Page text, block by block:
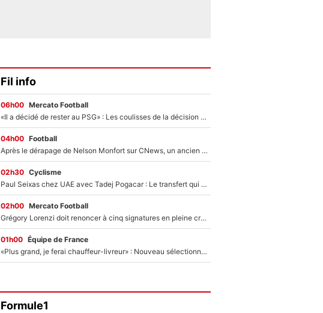
Fil info
06h00 Mercato Football
«Il a décidé de rester au PSG» : Les coulisses de la décision de Lucas Chevalier pour son transfert
04h00 Football
Après le dérapage de Nelson Monfort sur CNews, un ancien journaliste de France Télévisions relance la polémique sur les incendies en Gironde
02h30 Cyclisme
Paul Seixas chez UAE avec Tadej Pogacar : Le transfert qui effraie le peloton, «c’est la pire des choses qui puisse arriver»
02h00 Mercato Football
Grégory Lorenzi doit renoncer à cinq signatures en pleine crise financière : L’IA propose sept noms à l’OM pour un mercato réussi... à seulement 5M€ !
01h00 Équipe de France
«Plus grand, je ferai chauffeur-livreur» : Nouveau sélectionneur des Bleus, Zinédine Zidane s’était imaginé un avenir très différent lorsqu'il était enfant
Formule1